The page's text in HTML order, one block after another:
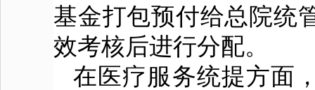
基金打包预付给总院统
效考核后进行分配。
在医疗服务统提方面